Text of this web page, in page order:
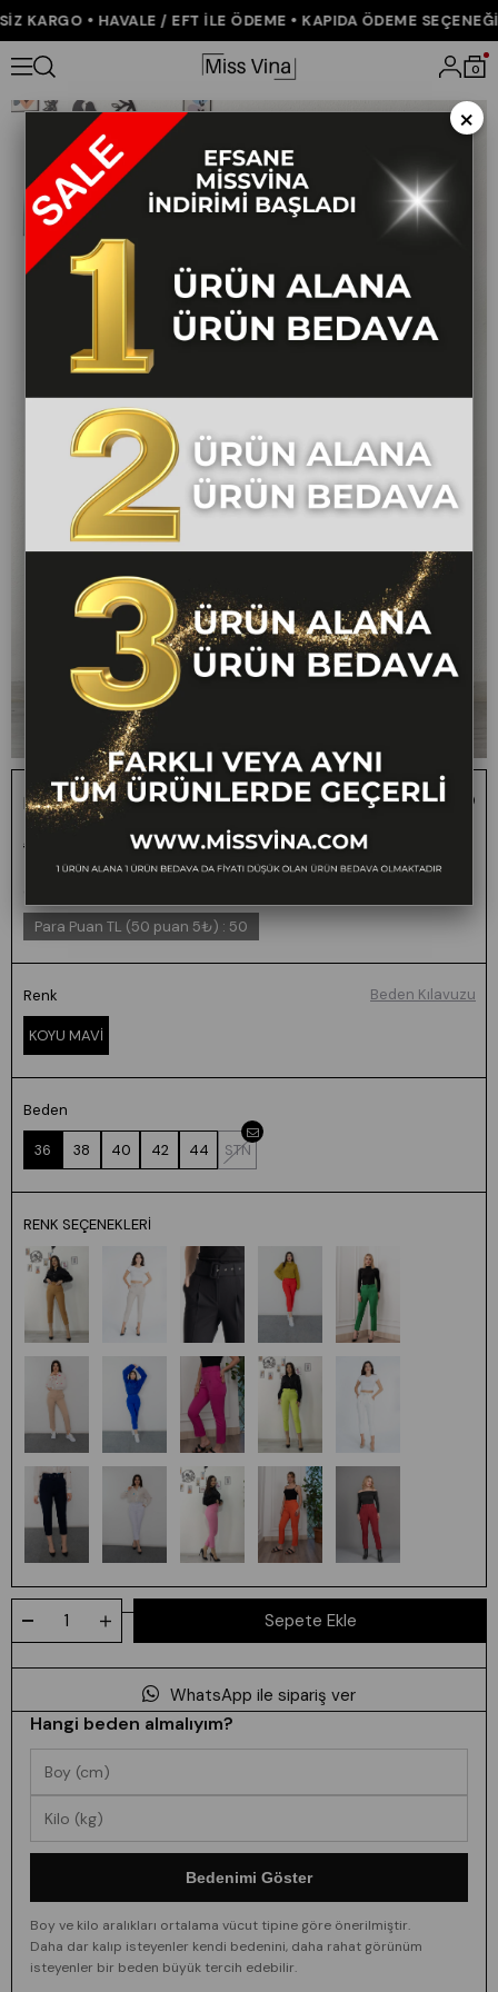
KARGO • HAVALE / EFT İLE ÖDEME • KAPIDA ÖDEME SEÇENEĞİ
0
Anasayfa KOLEKSİYON ALT GİYİM Kemerli ve Cepli Bilek Boy
Kemerli ve Cepli Bilek Boy Kumaş Pantolon 3553
₺2.200,00 ₺1.099,00 50
1 ALANA 1 BEDAVA -
FARKLI VEYA AYNI
TÜM ÜRÜNLERDE
Para Puan TL (50 puan 5₺) : 50
Renk
KOYU MAVİ
Beden
36 38 40 42 44 STN
Beden Kılavuzu
RENK SEÇENEKLERI
WhatsApp ile sipariş ver
Hangi beden almalıyım?
Bedenimi Göster
Boy ve kilo aralıkları ortalama vücut tipine göre önerilmiştir.
Daha dar kalıp isteyenler kendi bedenini, daha rahat görünüm
isteyenler bir beden büyük tercih edebilir.
×